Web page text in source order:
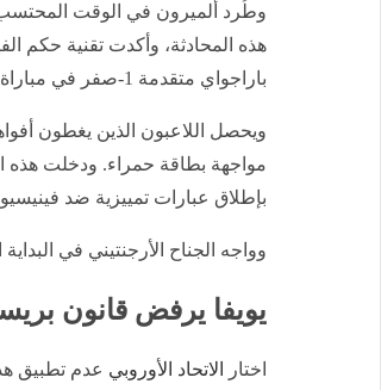
وطُرد ألميرون في الوقت
هذه المحادثة، وأكدت تقنية حكم
باراجواي متقدمة 1-صفر في مباراة الفريقين بالمجموعة الرابعة.
ويحصل اللاعبون الذين يغطون
مواجهة بطاقة حمراء. ودخلت هذه
بإطلاق عبارات تمييزية ضد
وواجه الجناح الأرجنتيني في
يويفا يرفض قانون
اختار الاتحاد الأوروبي عدم تطبيق